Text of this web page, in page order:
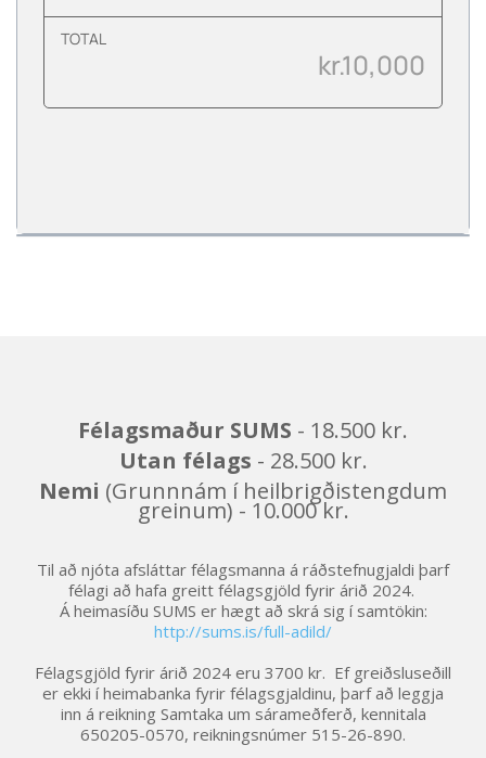
Félagsmaður SUMS - 18.500 kr.
Utan félags - 28.500 kr.
Nemi (Grunnnám í heilbrigðistengdum
greinum) - 10.000 kr.
Til að njóta afsláttar félagsmanna á ráðstefnugjaldi þarf
félagi að hafa greitt félagsgjöld fyrir árið 2024.
Á heimasíðu SUMS er hægt að skrá sig í samtökin:
http://sums.is/full-adild/
Félagsgjöld fyrir árið 2024 eru 3700 kr. Ef greiðsluseðill
er ekki í heimabanka fyrir félagsgjaldinu, þarf að leggja
inn á reikning Samtaka um sárameðferð, kennitala
650205-0570, reikningsnúmer 515-26-890.